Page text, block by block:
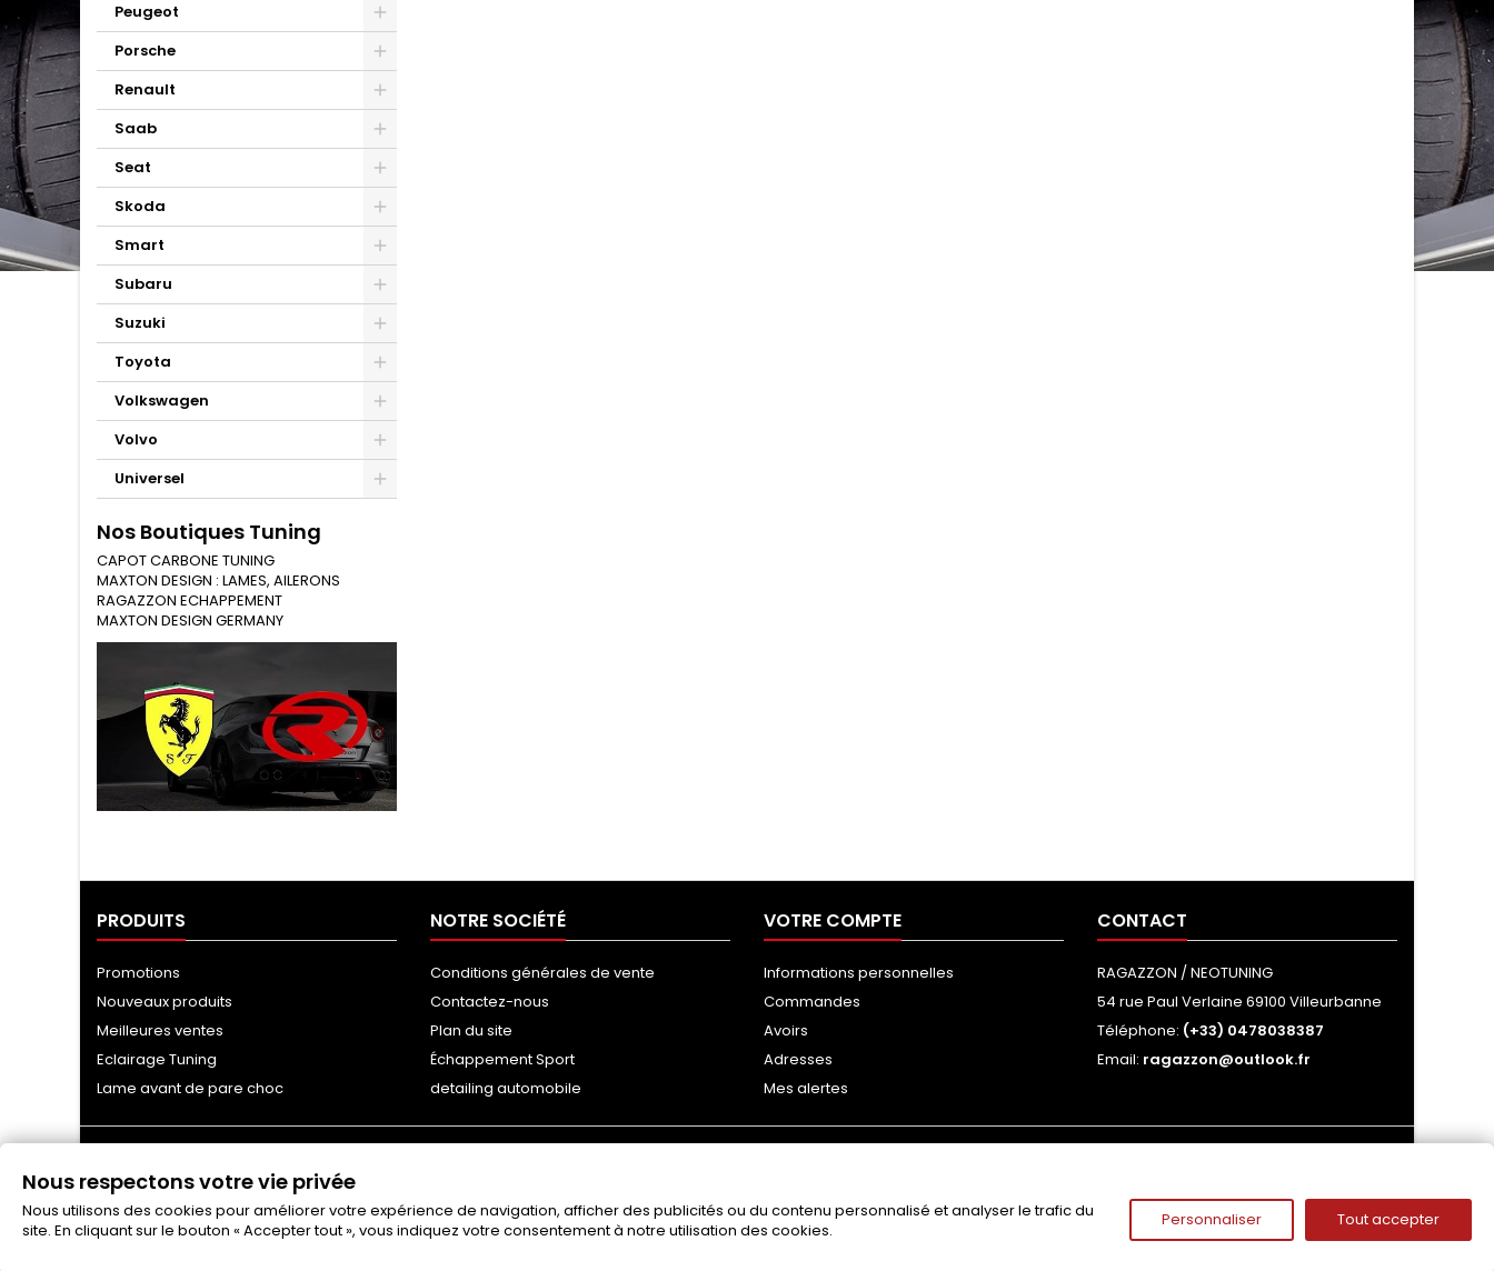
Peugeot
Porsche
Renault
Saab
Seat
Skoda
Smart
Subaru
Suzuki
Toyota
Volkswagen
Volvo
Universel
Nos Boutiques Tuning
CAPOT CARBONE TUNING
MAXTON DESIGN : LAMES, AILERONS
RAGAZZON ECHAPPEMENT
MAXTON DESIGN GERMANY
PRODUITS
Promotions
Nouveaux produits
Meilleures ventes
Eclairage Tuning
Lame avant de pare choc
NOTRE SOCIÉTÉ
Conditions générales de vente
Contactez-nous
Plan du site
Échappement Sport
detailing automobile
VOTRE COMPTE
Informations personnelles
Commandes
Avoirs
Adresses
Mes alertes
CONTACT
RAGAZZON / NEOTUNING
54 rue Paul Verlaine 69100 Villeurbanne
Téléphone: (+33) 0478038387
Email: ragazzon@outlook.fr
Nous respectons votre vie privée
Nous utilisons des cookies pour améliorer votre expérience de navigation, afficher des publicités ou du contenu personnalisé et analyser le trafic du
site. En cliquant sur le bouton « Accepter tout », vous indiquez votre consentement à notre utilisation des cookies.
Personnaliser Tout accepter